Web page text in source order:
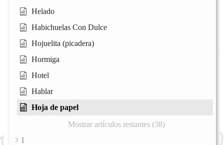
Helado
Habichuelas Con Dulce
Hojuelita (picadera)
Hormiga
Hotel
Hablar
Hoja de papel
Mostrar artículos restantes (38)
I